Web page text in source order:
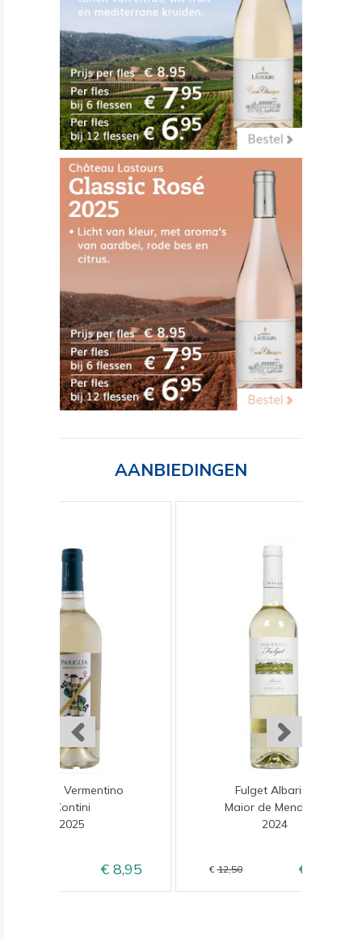
AANBIEDINGEN
Pariglia Vermentino
Contini
2025
8,95
Fulget Albarino
Maior de Mendoza
2024
12,50